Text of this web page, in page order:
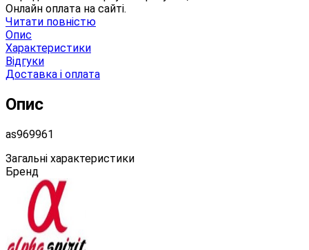
Онлайн оплата на сайті.
Читати повністю
Опис
Характеристики
Відгуки
Доставка і оплата
Опис
as969961
Загальні характеристики
Бренд